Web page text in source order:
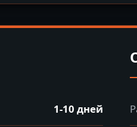
1-10 дней